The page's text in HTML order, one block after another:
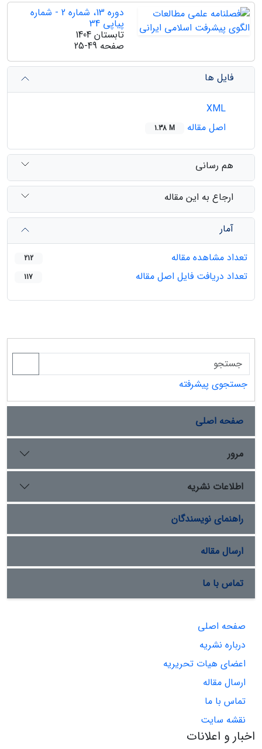
دوره 13، شماره 2 - شماره
پیاپی 34
تابستان 1404
صفحه 25-49
فایل ها
اصل مقاله
1.38 M
هم رسانی
ارجاع به این مقاله
آمار
تعداد مشاهده مقاله
212
تعداد دریافت فایل اصل مقاله 117
جستجوی پیشرفته
صفحه اصلی
مرور
اطلاعات نشریه
راهنمای نویسندگان
ارسال مقاله
تماس با ما
صفحه اصلی
درباره نشریه
اعضای هیات تحریریه
ارسال مقاله
تماس با ما
نقشه سایت
اخبار و اعلانات